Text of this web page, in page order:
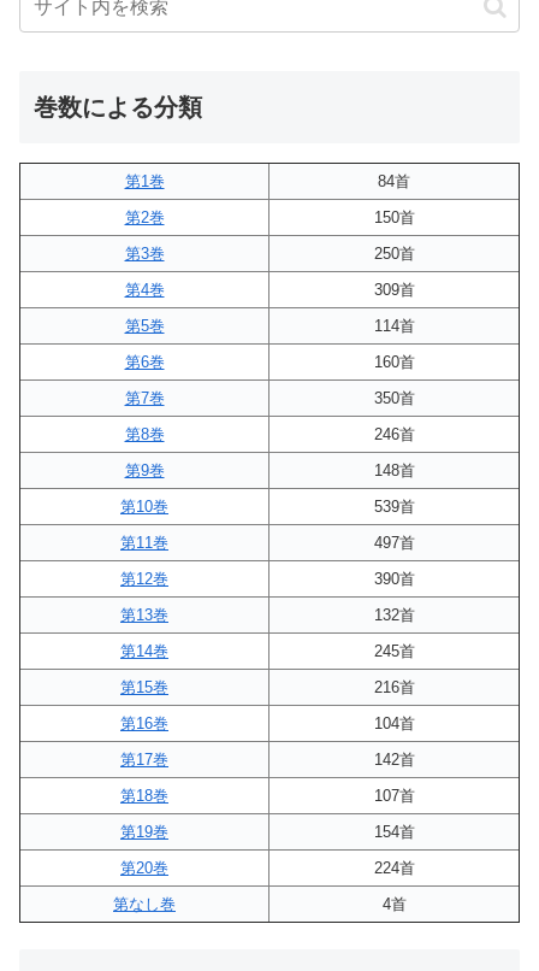
巻数による分類
第1巻
84首
第2巻
150首
第3巻
250首
第4巻
309首
第5巻
114首
第6巻
160首
第7巻
350首
第8巻
246首
第9巻
148首
第10巻
539首
第11巻
497首
第12巻
390首
第13巻
132首
第14巻
245首
第15巻
216首
第16巻
104首
第17巻
142首
第18巻
107首
第19巻
154首
第20巻
224首
第なし巻
4首